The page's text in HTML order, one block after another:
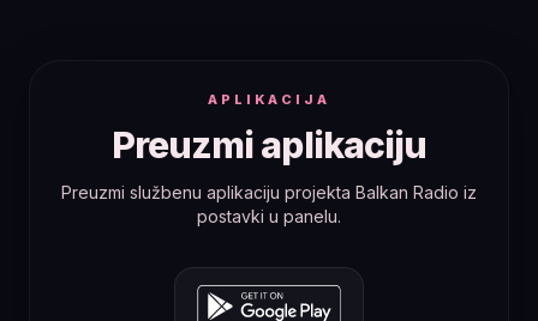
APLIKACIJA
Preuzmi aplikaciju
Preuzmi službenu aplikaciju projekta Balkan Radio iz
postavki u panelu.